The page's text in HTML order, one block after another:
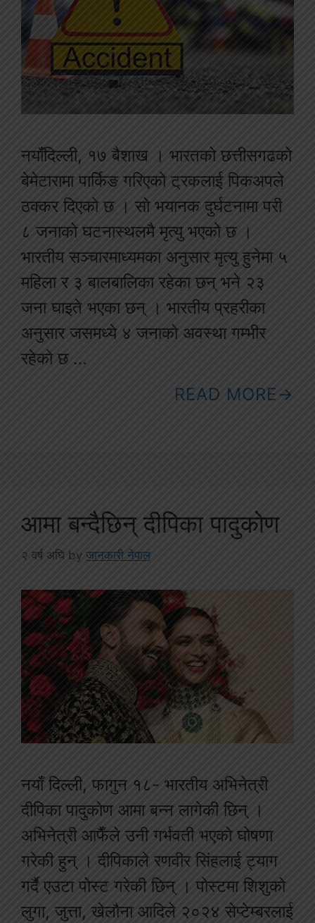
नयाँदिल्ली, १७ बैशाख । भारतको छत्तीसगढको
बेमेटारामा पार्किङ गरिएको ट्रकलाई पिकअपले
ठक्कर दिएको छ । सो भयानक दुर्घटनामा परी
८ जनाको घटनास्थलमै मृत्यु भएको छ ।
भारतीय सञ्चारमाध्यमका अनुसार मृत्यु हुनेमा ५
महिला र ३ बालबालिका रहेका छन् भने २३
जना घाइते भएका छन् । भारतीय प्रहरीका
अनुसार जसमध्ये ४ जनाको अवस्था गम्भीर
रहेको छ …
READ MORE
आमा बन्दैछिन् दीपिका पादुकोण
२ वर्ष अघि by जानकारी नेपाल
नयाँ दिल्ली, फागुन १८- भारतीय अभिनेत्री
दीपिका पादुकोण आमा बन्न लागेकी छिन् ।
अभिनेत्री आफैँले उनी गर्भवती भएको घोषणा
गरेकी हुन् । दीपिकाले रणवीर सिंहलाई ट्याग
गर्दै एउटा पोस्ट गरेकी छिन् । पोस्टमा शिशुको
लुगा, जुत्ता, खेलौना आदिले २०२४ सेप्टेम्बरलाई